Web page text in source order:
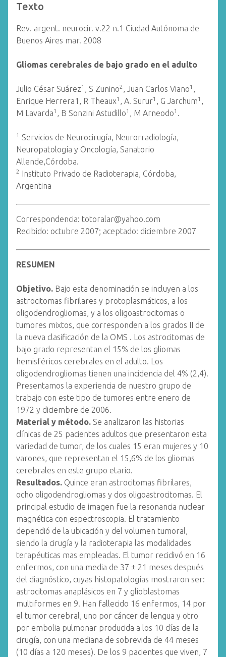
Texto
Rev. argent. neurocir. v.22 n.1 Ciudad Autónoma de
Buenos Aires mar. 2008
Gliomas cerebrales de bajo grado en el adulto
Julio César Suárez1 , S Zunino2 , Juan Carlos Viano1 ,
Enrique Herrera1, R Theaux1 , A. Surur1 , G Jarchum1 ,
M Lavarda1 , B Sonzini Astudillo1 , M Arneodo1 .
1 Servicios de Neurocirugía, Neurorradiología,
Neuropatología y Oncología, Sanatorio
Allende,Córdoba.
2
Instituto Privado de Radioterapia, Córdoba,
Argentina
Correspondencia: totoralar@yahoo.com
Recibido: octubre 2007; aceptado: diciembre 2007
RESUMEN
Objetivo. Bajo esta denominación se incluyen a los
astrocitomas fibrilares y protoplasmáticos, a los
oligodendrogliomas, y a los oligoastrocitomas o
tumores mixtos, que corresponden a los grados II de
la nueva clasificación de la OMS . Los astrocitomas de
bajo grado representan el 15% de los gliomas
hemisféricos cerebrales en el adulto. Los
oligodendrogliomas tienen una incidencia del 4% (2,4).
Presentamos la experiencia de nuestro grupo de
trabajo con este tipo de tumores entre enero de
1972 y diciembre de 2006.
Material y método. Se analizaron las historias
clínicas de 25 pacientes adultos que presentaron esta
variedad de tumor, de los cuales 15 eran mujeres y 10
varones, que representan el 15,6% de los gliomas
cerebrales en este grupo etario.
Resultados. Quince eran astrocitomas fibrilares,
ocho oligodendrogliomas y dos oligoastrocitomas. El
principal estudio de imagen fue la resonancia nuclear
magnética con espectroscopia. El tratamiento
dependió de la ubicación y del volumen tumoral,
siendo la cirugía y la radioterapia las modalidades
terapéuticas mas empleadas. El tumor recidivó en 16
enfermos, con una media de 37 ± 21 meses después
del diagnóstico, cuyas histopatologías mostraron ser:
astrocitomas anaplásicos en 7 y glioblastomas
multiformes en 9. Han fallecido 16 enfermos, 14 por
el tumor cerebral, uno por cáncer de lengua y otro
por embolia pulmonar producida a los 10 días de la
cirugía, con una mediana de sobrevida de 44 meses
(10 días a 120 meses). De los 9 pacientes que viven, 7